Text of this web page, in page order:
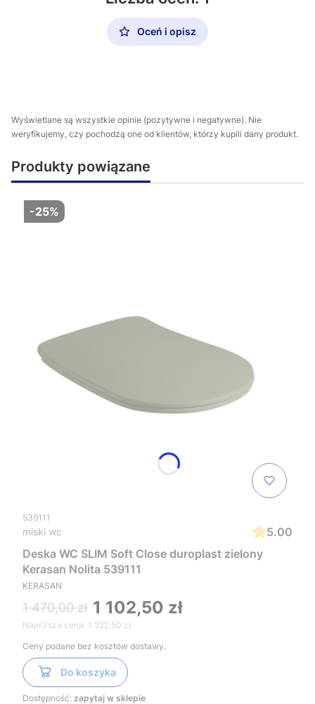
Oceń i opisz
Wyświetlane są wszystkie opinie (pozytywne i negatywne). Nie
weryfikujemy, czy pochodzą one od klientów, którzy kupili dany produkt.
Produkty powiązane
-25%
539111
miski wc
5.00
Deska WC SLIM Soft Close duroplast zielony
Kerasan Nolita 539111
KERASAN
1 470,00 zł 1 102,50 zł
Najniższa cena: 1 222,50 zł
Ceny podane bez kosztów dostawy.
Do koszyka
Dostępność: zapytaj w sklepie